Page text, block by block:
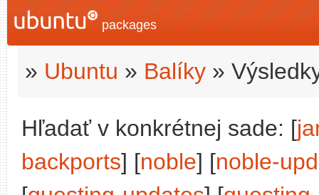
packages
» Ubuntu » Balíky »
Hľadať v konkrétnej sade: [
backports] [noble] [noble-